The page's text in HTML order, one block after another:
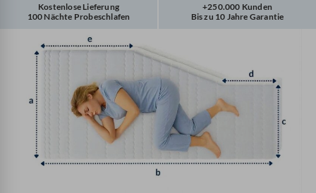
Kostenlose Lieferung
100 Nächte Probeschlafen
+250.000 Kunden
Bis zu 10 Jahre Garantie